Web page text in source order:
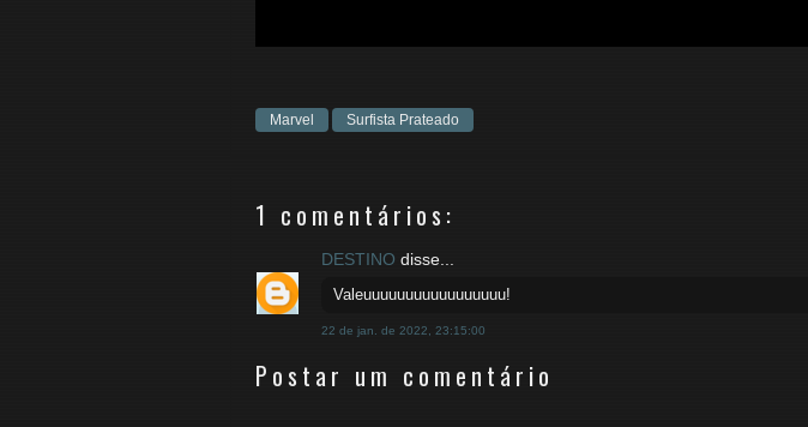
Marvel Surfista Prateado
1 comentários:
DESTINO disse...
Valeuuuuuuuuuuuuuuuuu!
22 de jan. de 2022, 23:15:00
Postar um comentário